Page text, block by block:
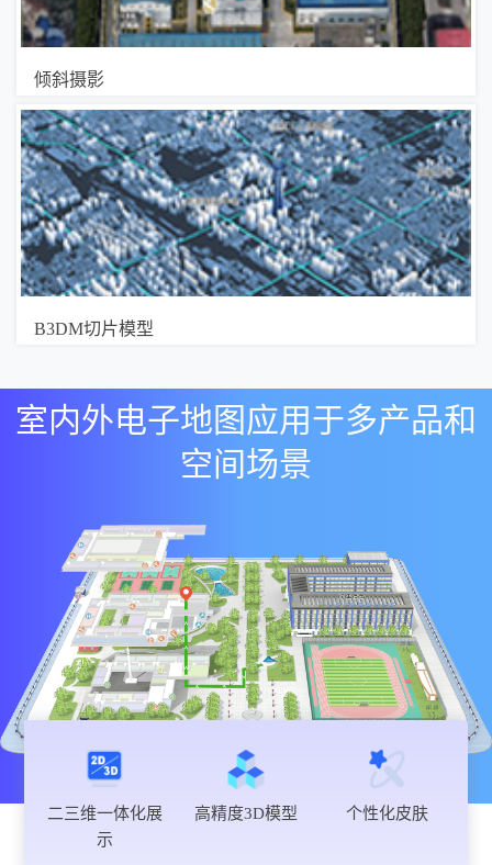
倾斜摄影
B3DM切片模型
室内外电子地图应用于多产品和
空间场景
二三维一体化展
示
高精度3D模型 个性化皮肤